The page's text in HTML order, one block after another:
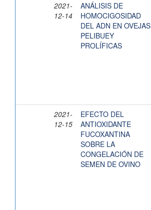
2021-
12-14
ANÁLISIS DE
HOMOCIGOSIDAD
DEL ADN EN OVEJAS
PELIBUEY
PROLÍFICAS
2021-
12-15
EFECTO DEL
ANTIOXIDANTE
FUCOXANTINA
SOBRE LA
CONGELACIÓN DE
SEMEN DE OVINO